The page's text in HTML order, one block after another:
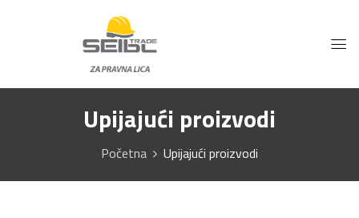
Upijajući proizvodi
Početna Upijajući proizvodi